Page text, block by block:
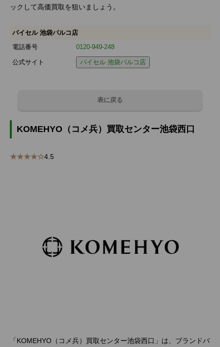
ックして高価買取を狙いましょう。
バイセル 池袋パルコ店
電話番号
0120-949-248
公式サイト バイセル 池袋パルコ店
表に戻る
KOMEHYO（コメ兵）買取センター池袋西口
★★★★☆4.5
「KOMEHYO（コメ兵）買取センター池袋西口」は、ブランドバ